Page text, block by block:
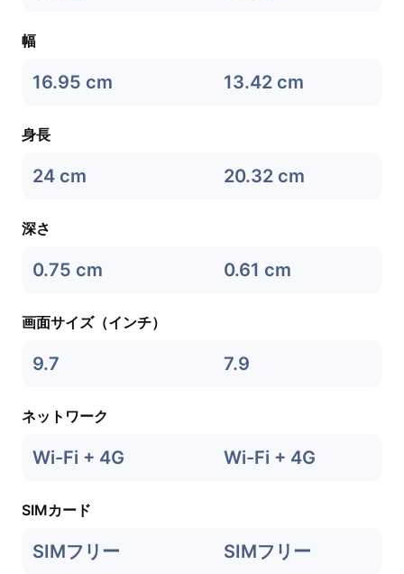
幅
16.95 cm 13.42 cm
身長
24 cm 20.32 cm
深さ
0.75 cm 0.61 cm
画面サイズ（インチ）
9.7 7.9
ネットワーク
Wi-Fi + 4G Wi-Fi + 4G
SIMカード
SIMフリー SIMフリー